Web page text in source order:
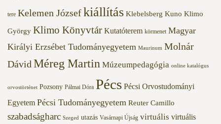
tere Kelemen Józsefkiállítás Klebelsberg Kuno Klimo
György Klimo Könyvtár Kutatóterem körmenet Magyar
Királyi Erzsébet Tudományegyetem Maurinum Molnár
Dávid Méreg Martin Múzeumpedagógia online katalógus
orvostörténet Pozsony Pálmai Dóra Pécs Pécsi Orvostudományi
Egyetem Pécsi Tudományegyetem Reuter Camillo
szabadságharc Szeged utazás Vasárnapi Újság virtuális virtuális